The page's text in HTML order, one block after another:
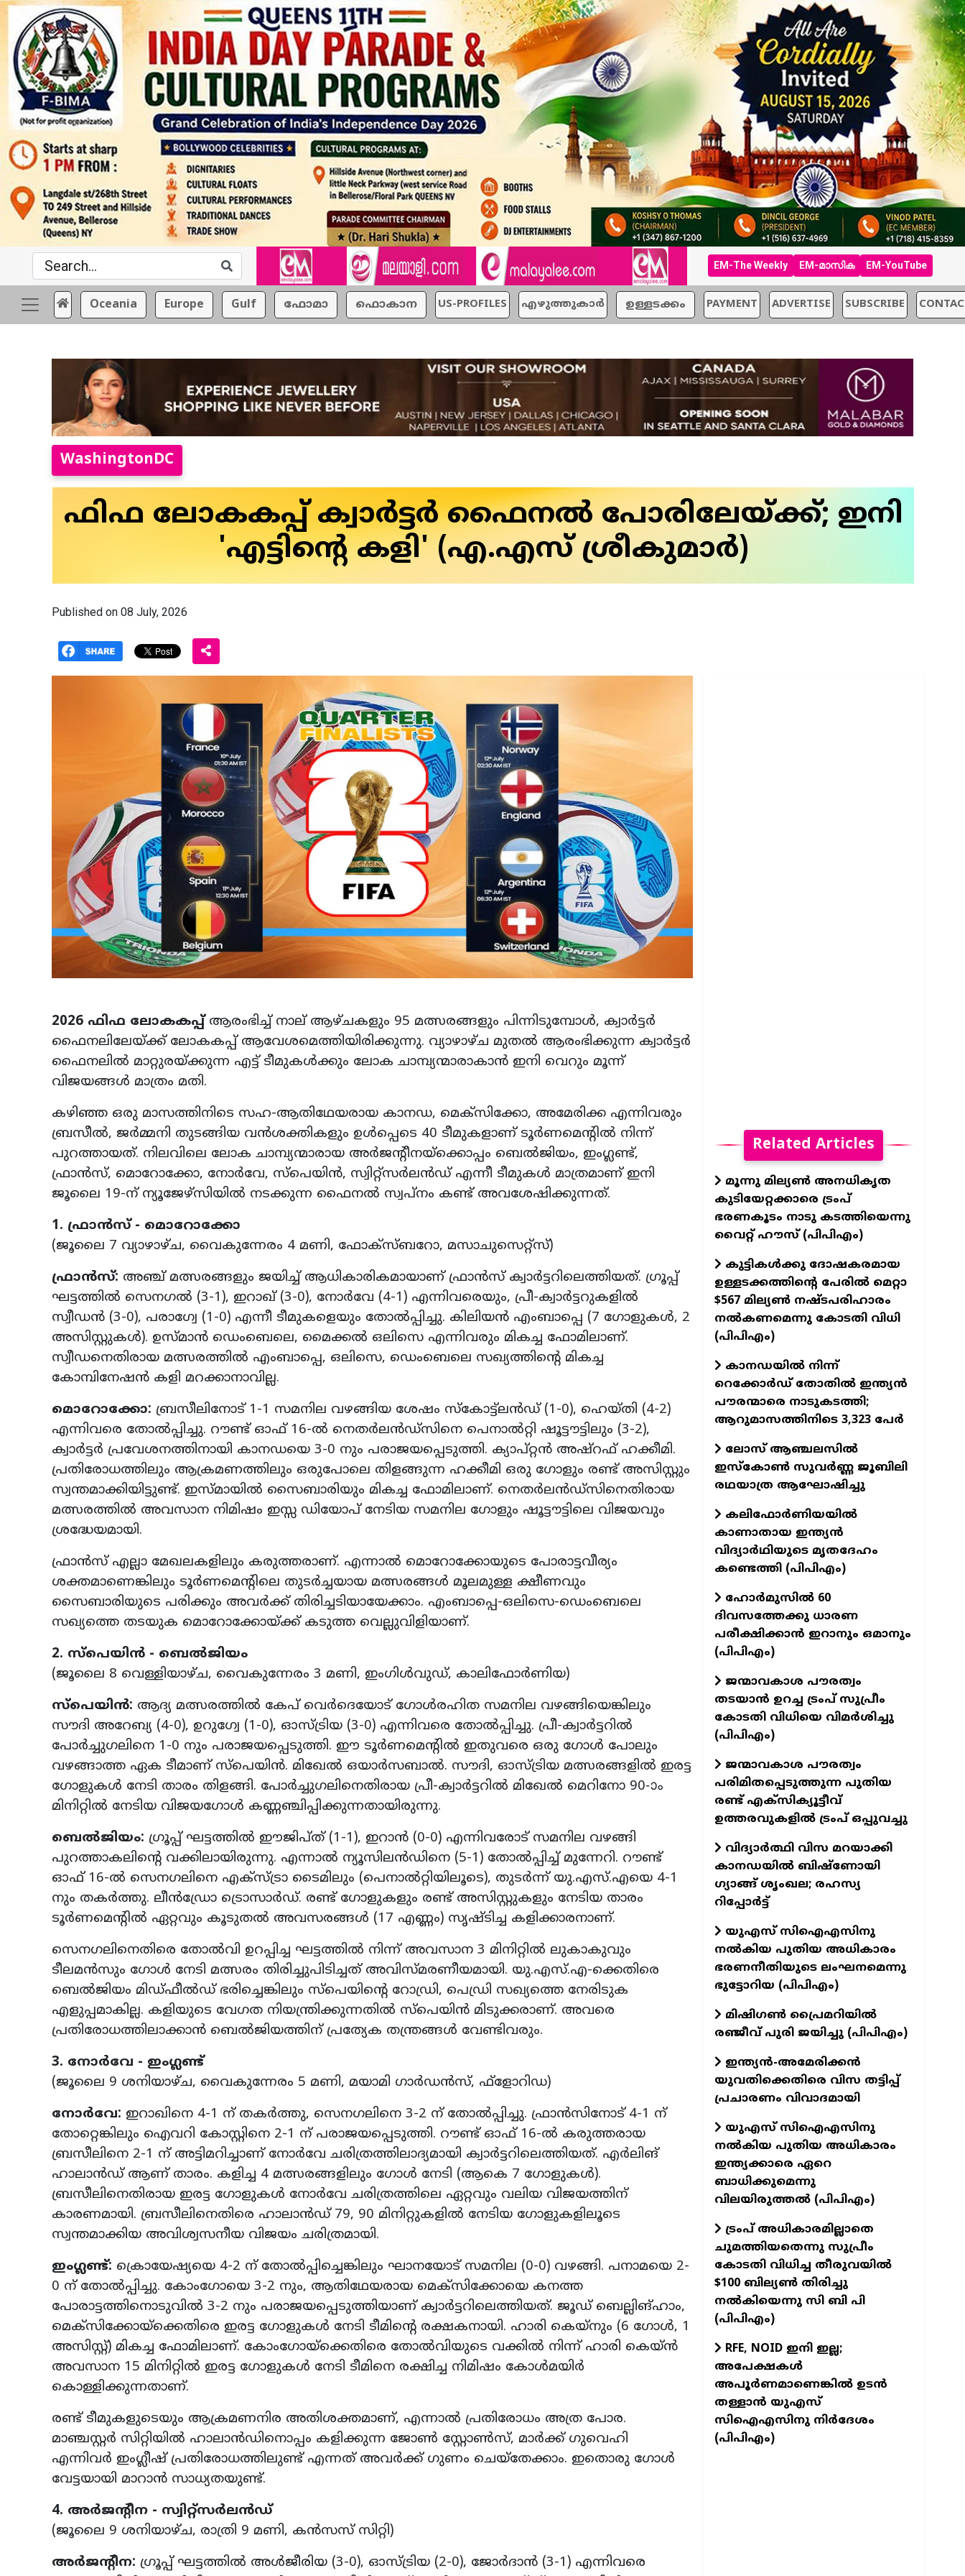
EM-The Weekly EM-മാസിക EM-YouTube
Oceania Europe Gulf ഫോമാ ഫൊകാന US-PROFILES എഴുത്തുകാര്‍ ഉള്ളടക്കം PAYMENT ADVERTISE SUBSCRIBE
WashingtonDC
ഫിഫ ലോകകപ്പ് ക്വാര്‍ട്ടര്‍ ഫൈനല്‍ പോരിലേയ്ക്ക്; ഇനി
'എട്ടിന്റെ കളി' (എ.എസ് ശ്രീകുമാര്‍)
Published on 08 July, 2026
2026 ഫിഫ ലോകകപ്പ് ആരംഭിച്ച് നാല് ആഴ്ചകളും 95 മത്സരങ്ങളും പിന്നിടുമ്പോള്‍, ക്വാര്‍ട്ടര്‍
ഫൈനലിലേയ്ക്ക് ലോകകപ്പ് ആവേശമെത്തിയിരിക്കുന്നു. വ്യാഴാഴ്ച മുതല്‍ ആരംഭിക്കുന്ന ക്വാര്‍ട്ടര്‍
ഫൈനലില്‍ മാറ്റുരയ്ക്കുന്ന എട്ട് ടീമുകള്‍ക്കും ലോക ചാമ്പ്യന്മാരാകാന്‍ ഇനി വെറും മൂന്ന്
വിജയങ്ങള്‍ മാത്രം മതി.
കഴിഞ്ഞ ഒരു മാസത്തിനിടെ സഹ-ആതിഥേയരായ കാനഡ, മെക്‌സിക്കോ, അമേരിക്ക എന്നിവരും
ബ്രസീല്‍, ജര്‍മ്മനി തുടങ്ങിയ വന്‍ശക്തികളും ഉള്‍പ്പെടെ 40 ടീമുകളാണ് ടൂര്‍ണമെന്റില്‍ നിന്ന്
പുറത്തായത്. നിലവിലെ ലോക ചാമ്പ്യന്മാരായ അര്‍ജന്റീനയ്‌ക്കൊപ്പം ബെല്‍ജിയം, ഇംഗ്ലണ്ട്,
ഫ്രാന്‍സ്, മൊറോക്കോ, നോര്‍വേ, സ്‌പെയിന്‍, സ്വിറ്റ്‌സര്‍ലന്‍ഡ് എന്നീ ടീമുകള്‍ മാത്രമാണ് ഇനി
ജൂലൈ 19-ന് ന്യൂജേഴ്സിയില്‍ നടക്കുന്ന ഫൈനല്‍ സ്വപ്നം കണ്ട് അവശേഷിക്കുന്നത്.
1. ഫ്രാന്‍സ് - മൊറോക്കോ
(ജൂലൈ 7 വ്യാഴാഴ്ച, വൈകുന്നേരം 4 മണി, ഫോക്‌സ്ബറോ, മസാചുസെറ്റ്‌സ്)
ഫ്രാന്‍സ്: അഞ്ച് മത്സരങ്ങളും ജയിച്ച് ആധികാരികമായാണ് ഫ്രാന്‍സ് ക്വാര്‍ട്ടറിലെത്തിയത്. ഗ്രൂപ്പ്
ഘട്ടത്തില്‍ സെനഗല്‍ (3-1), ഇറാഖ് (3-0), നോര്‍വേ (4-1) എന്നിവരെയും, പ്രീ-ക്വാര്‍ട്ടറുകളില്‍
സ്വീഡന്‍ (3-0), പരാഗ്വേ (1-0) എന്നീ ടീമുകളെയും തോല്‍പ്പിച്ചു. കിലിയന്‍ എംബാപ്പെ (7 ഗോളുകള്‍, 2
അസിസ്റ്റുകള്‍). ഉസ്മാന്‍ ഡെംബെലെ, മൈക്കല്‍ ഒലിസെ എന്നിവരും മികച്ച ഫോമിലാണ്.
സ്വീഡനെതിരായ മത്സരത്തില്‍ എംബാപ്പെ, ഒലിസെ, ഡെംബെലെ സഖ്യത്തിന്റെ മികച്ച
കോമ്പിനേഷന്‍ കളി മറക്കാനാവില്ല.
മൊറോക്കോ: ബ്രസീലിനോട് 1-1 സമനില വഴങ്ങിയ ശേഷം സ്‌കോട്ട്‌ലന്‍ഡ് (1-0), ഹെയ്തി (4-2)
എന്നിവരെ തോല്‍പ്പിച്ചു. റൗണ്ട് ഓഫ് 16-ല്‍ നെതര്‍ലന്‍ഡ്‌സിനെ പെനാല്‍റ്റി ഷൂട്ടൗട്ടിലും (3-2),
ക്വാര്‍ട്ടര്‍ പ്രവേശനത്തിനായി കാനഡയെ 3-0 നും പരാജയപ്പെടുത്തി. ക്യാപ്റ്റന്‍ അഷ്‌റഫ് ഹക്കീമി.
പ്രതിരോധത്തിലും ആക്രമണത്തിലും ഒരുപോലെ തിളങ്ങുന്ന ഹക്കീമി ഒരു ഗോളും രണ്ട് അസിസ്റ്റും
സ്വന്തമാക്കിയിട്ടുണ്ട്. ഇസ്മായില്‍ സൈബാരിയും മികച്ച ഫോമിലാണ്. നെതര്‍ലന്‍ഡ്‌സിനെതിരായ
മത്സരത്തില്‍ അവസാന നിമിഷം ഇസ്സ ഡിയോപ് നേടിയ സമനില ഗോളും ഷൂട്ടൗട്ടിലെ വിജയവും
ശ്രദ്ധേയമായി.
ഫ്രാന്‍സ് എല്ലാ മേഖലകളിലും കരുത്തരാണ്. എന്നാല്‍ മൊറോക്കോയുടെ പോരാട്ടവീര്യം
ശക്തമാണെങ്കിലും ടൂര്‍ണമെന്റിലെ തുടര്‍ച്ചയായ മത്സരങ്ങള്‍ മൂലമുള്ള ക്ഷീണവും
സൈബാരിയുടെ പരിക്കും അവര്‍ക്ക് തിരിച്ചടിയായേക്കാം. എംബാപ്പെ-ഒലിസെ-ഡെംബെലെ
സഖ്യത്തെ തടയുക മൊറോക്കോയ്ക്ക് കടുത്ത വെല്ലുവിളിയാണ്.
2. സ്‌പെയിന്‍ - ബെല്‍ജിയം
(ജൂലൈ 8 വെള്ളിയാഴ്ച, വൈകുന്നേരം 3 മണി, ഇംഗിള്‍വുഡ്, കാലിഫോര്‍ണിയ)
സ്‌പെയിന്‍: ആദ്യ മത്സരത്തില്‍ കേപ് വെര്‍ദെയോട് ഗോള്‍രഹിത സമനില വഴങ്ങിയെങ്കിലും
സൗദി അറേബ്യ (4-0), ഉറുഗ്വേ (1-0), ഓസ്ട്രിയ (3-0) എന്നിവരെ തോല്‍പ്പിച്ചു. പ്രീ-ക്വാര്‍ട്ടറില്‍
പോര്‍ച്ചുഗലിനെ 1-0 നും പരാജയപ്പെടുത്തി. ഈ ടൂര്‍ണമെന്റില്‍ ഇതുവരെ ഒരു ഗോള്‍ പോലും
വഴങ്ങാത്ത ഏക ടീമാണ് സ്‌പെയിന്‍. മിഖേല്‍ ഒയാര്‍സബാല്‍. സൗദി, ഓസ്ട്രിയ മത്സരങ്ങളില്‍ ഇരട്ട
ഗോളുകള്‍ നേടി താരം തിളങ്ങി. പോര്‍ച്ചുഗലിനെതിരായ പ്രീ-ക്വാര്‍ട്ടറില്‍ മിഖേല്‍ മെറിനോ 90-ാം
മിനിറ്റില്‍ നേടിയ വിജയഗോള്‍ കണ്ണഞ്ചിപ്പിക്കുന്നതായിരുന്നു.
ബെല്‍ജിയം: ഗ്രൂപ്പ് ഘട്ടത്തില്‍ ഈജിപ്ത് (1-1), ഇറാന്‍ (0-0) എന്നിവരോട് സമനില വഴങ്ങി
പുറത്താകലിന്റെ വക്കിലായിരുന്നു. എന്നാല്‍ ന്യൂസിലന്‍ഡിനെ (5-1) തോല്‍പ്പിച്ച് മുന്നേറി. റൗണ്ട്
ഓഫ് 16-ല്‍ സെനഗലിനെ എക്‌സ്ട്രാ ടൈമിലും (പെനാല്‍റ്റിയിലൂടെ), തുടര്‍ന്ന് യു.എസ്.എയെ 4-1
നും തകര്‍ത്തു. ലീന്‍ഡ്രോ ട്രൊസാര്‍ഡ്. രണ്ട് ഗോളുകളും രണ്ട് അസിസ്റ്റുകളും നേടിയ താരം
ടൂര്‍ണമെന്റില്‍ ഏറ്റവും കൂടുതല്‍ അവസരങ്ങള്‍ (17 എണ്ണം) സൃഷ്ടിച്ച കളിക്കാരനാണ്.
സെനഗലിനെതിരെ തോല്‍വി ഉറപ്പിച്ച ഘട്ടത്തില്‍ നിന്ന് അവസാന 3 മിനിറ്റില്‍ ലുകാകുവും
ടീലമന്‍സും ഗോള്‍ നേടി മത്സരം തിരിച്ചുപിടിച്ചത് അവിസ്മരണീയമായി. യു.എസ്.എ-ക്കെതിരെ
ബെല്‍ജിയം മിഡ്ഫീല്‍ഡ് ഭരിച്ചെങ്കിലും സ്‌പെയിന്റെ റോഡ്രി, പെഡ്രി സഖ്യത്തെ നേരിടുക
എളുപ്പമാകില്ല. കളിയുടെ വേഗത നിയന്ത്രിക്കുന്നതില്‍ സ്‌പെയിന്‍ മിടുക്കരാണ്. അവരെ
പ്രതിരോധത്തിലാക്കാന്‍ ബെല്‍ജിയത്തിന് പ്രത്യേക തന്ത്രങ്ങള്‍ വേണ്ടിവരും.
3. നോര്‍വേ - ഇംഗ്ലണ്ട്
(ജൂലൈ 9 ശനിയാഴ്ച, വൈകുന്നേരം 5 മണി, മയാമി ഗാര്‍ഡന്‍സ്, ഫ്‌ളോറിഡ)
നോര്‍വേ: ഇറാഖിനെ 4-1 ന് തകര്‍ത്തു, സെനഗലിനെ 3-2 ന് തോല്‍പ്പിച്ചു. ഫ്രാന്‍സിനോട് 4-1 ന്
തോറ്റെങ്കിലും ഐവറി കോസ്റ്റിനെ 2-1 ന് പരാജയപ്പെടുത്തി. റൗണ്ട് ഓഫ് 16-ല്‍ കരുത്തരായ
ബ്രസീലിനെ 2-1 ന് അട്ടിമറിച്ചാണ് നോര്‍വേ ചരിത്രത്തിലാദ്യമായി ക്വാര്‍ട്ടറിലെത്തിയത്. എര്‍ലിങ്
ഹാലാന്‍ഡ് ആണ് താരം. കളിച്ച 4 മത്സരങ്ങളിലും ഗോള്‍ നേടി (ആകെ 7 ഗോളുകള്‍).
ബ്രസീലിനെതിരായ ഇരട്ട ഗോളുകള്‍ നോര്‍വേ ചരിത്രത്തിലെ ഏറ്റവും വലിയ വിജയത്തിന്
കാരണമായി. ബ്രസീലിനെതിരെ ഹാലാന്‍ഡ് 79, 90 മിനിറ്റുകളില്‍ നേടിയ ഗോളുകളിലൂടെ
സ്വന്തമാക്കിയ അവിശ്വസനീയ വിജയം ചരിത്രമായി.
ഇംഗ്ലണ്ട്: ക്രൊയേഷ്യയെ 4-2 ന് തോല്‍പ്പിച്ചെങ്കിലും ഘാനയോട് സമനില (0-0) വഴങ്ങി. പനാമയെ 2-
0 ന് തോല്‍പ്പിച്ചു. കോംഗോയെ 3-2 നും, ആതിഥേയരായ മെക്‌സിക്കോയെ കനത്ത
പോരാട്ടത്തിനൊടുവില്‍ 3-2 നും പരാജയപ്പെടുത്തിയാണ് ക്വാര്‍ട്ടറിലെത്തിയത്. ജൂഡ് ബെല്ലിങ്ഹാം,
മെക്‌സിക്കോയ്‌ക്കെതിരെ ഇരട്ട ഗോളുകള്‍ നേടി ടീമിന്റെ രക്ഷകനായി. ഹാരി കെയ്‌നും (6 ഗോള്‍, 1
അസിസ്റ്റ്) മികച്ച ഫോമിലാണ്. കോംഗോയ്‌ക്കെതിരെ തോല്‍വിയുടെ വക്കില്‍ നിന്ന് ഹാരി കെയ്ന്‍
അവസാന 15 മിനിറ്റില്‍ ഇരട്ട ഗോളുകള്‍ നേടി ടീമിനെ രക്ഷിച്ച നിമിഷം കോള്‍മയിര്‍
കൊള്ളിക്കുന്നതാണ്.
രണ്ട് ടീമുകളുടെയും ആക്രമണനിര അതിശക്തമാണ്, എന്നാല്‍ പ്രതിരോധം അത്ര പോര.
മാഞ്ചസ്റ്റര്‍ സിറ്റിയില്‍ ഹാലാന്‍ഡിനൊപ്പം കളിക്കുന്ന ജോണ്‍ സ്റ്റോണ്‍സ്, മാര്‍ക്ക് ഗുവെഹി
എന്നിവര്‍ ഇംഗ്ലീഷ് പ്രതിരോധത്തിലുണ്ട് എന്നത് അവര്‍ക്ക് ഗുണം ചെയ്‌തേക്കാം. ഇതൊരു ഗോള്‍
വേട്ടയായി മാറാന്‍ സാധ്യതയുണ്ട്.
4. അര്‍ജന്റീന - സ്വിറ്റ്‌സര്‍ലന്‍ഡ്
(ജൂലൈ 9 ശനിയാഴ്ച, രാത്രി 9 മണി, കന്‍സസ് സിറ്റി)
അര്‍ജന്റീന: ഗ്രൂപ്പ് ഘട്ടത്തില്‍ അള്‍ജീരിയ (3-0), ഓസ്ട്രിയ (2-0), ജോര്‍ദാന്‍ (3-1) എന്നിവരെ
Related Articles
മൂന്നു മില്യൺ അനധികൃത
കുടിയേറ്റക്കാരെ ട്രംപ്
ഭരണകൂടം നാടു കടത്തിയെന്നു
വൈറ്റ് ഹൗസ് (പിപിഎം)
കുട്ടികൾക്കു ദോഷകരമായ
ഉള്ളടക്കത്തിന്റെ പേരിൽ മെറ്റാ
$567 മില്യൺ നഷ്ടപരിഹാരം
നൽകണമെന്നു കോടതി വിധി
(പിപിഎം)
കാനഡയില്‍ നിന്ന്
റെക്കോര്‍ഡ് തോതില്‍ ഇന്ത്യന്‍
പൗരന്മാരെ നാടുകടത്തി;
ആറുമാസത്തിനിടെ 3,323 പേര്‍
ലോസ് ആഞ്ചലസില്‍
ഇസ്‌കോണ്‍ സുവര്‍ണ്ണ ജൂബിലി
രഥയാത്ര ആഘോഷിച്ചു
കലിഫോർണിയയിൽ
കാണാതായ ഇന്ത്യൻ
വിദ്യാർഥിയുടെ മൃതദേഹം
കണ്ടെത്തി (പിപിഎം)
ഹോർമുസിൽ 60
ദിവസത്തേക്കു ധാരണ
പരീക്ഷിക്കാൻ ഇറാനും ഒമാനും
(പിപിഎം)
ജന്മാവകാശ പൗരത്വം
തടയാൻ ഉറച്ച ട്രംപ് സുപ്രീം
കോടതി വിധിയെ വിമർശിച്ചു
(പിപിഎം)
ജന്മാവകാശ പൗരത്വം
പരിമിതപ്പെടുത്തുന്ന പുതിയ
രണ്ട് എക്സിക്യൂട്ടീവ്
ഉത്തരവുകളിൽ ട്രംപ് ഒപ്പുവച്ചു
വിദ്യാർത്ഥി വിസ മറയാക്കി
കാനഡയിൽ ബിഷ്‌ണോയി
ഗ്യാങ്ങ് ശൃംഖല; രഹസ്യ
റിപ്പോർട്ട്
യുഎസ് സിഐഎസിനു
നൽകിയ പുതിയ അധികാരം
ഭരണനീതിയുടെ ലംഘനമെന്നു
ഭുട്ടോറിയ (പിപിഎം)
മിഷിഗൺ പ്രൈമറിയിൽ
രഞ്ജീവ്‌ പുരി ജയിച്ചു (പിപിഎം)
ഇന്ത്യൻ-അമേരിക്കൻ
യുവതിക്കെതിരെ വിസ തട്ടിപ്പ്
പ്രചാരണം വിവാദമായി
യുഎസ് സിഐഎസിനു
നൽകിയ പുതിയ അധികാരം
ഇന്ത്യക്കാരെ ഏറെ
ബാധിക്കുമെന്നു
വിലയിരുത്തൽ (പിപിഎം)
ട്രംപ് അധികാരമില്ലാതെ
ചുമത്തിയതെന്നു സുപ്രീം
കോടതി വിധിച്ച തീരുവയിൽ
$100 ബില്യൺ തിരിച്ചു
നൽകിയെന്നു സി ബി പി
(പിപിഎം)
RFE, NOID ഇനി ഇല്ല;
അപേക്ഷകൾ
അപൂർണമാണെങ്കിൽ ഉടൻ
തള്ളാൻ യുഎസ്
സിഐഎസിനു നിർദേശം
(പിപിഎം)